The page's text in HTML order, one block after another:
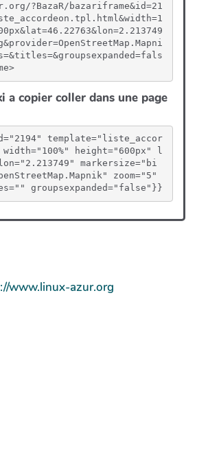
?BazaR/bazariframe&id=21
a copier coller dans une page
template="liste_accor
height="600px" l
markersize="bi
zoom="5"
groupsexpanded="false"}}
www.linux-azur.org